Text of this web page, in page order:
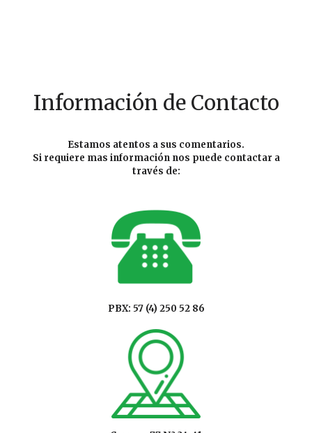
Información de Contacto
Estamos atentos a sus comentarios.
Si requiere mas información nos puede contactar a
través de:
PBX: 57 (4) 250 52 86